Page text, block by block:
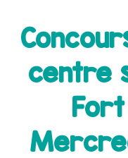
centre
Fort